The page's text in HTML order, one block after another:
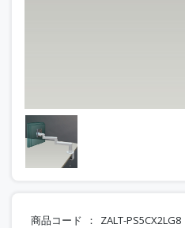
商品コード ZALT-PS5CX2LG8